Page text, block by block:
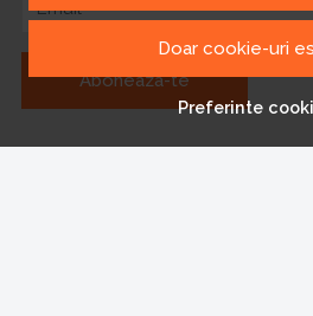
Doar cookie-uri
Preferinte
Email
Aboneaza-te